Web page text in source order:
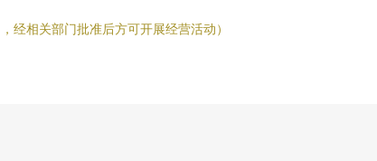
经相关部门批准后方可开展经营活动）